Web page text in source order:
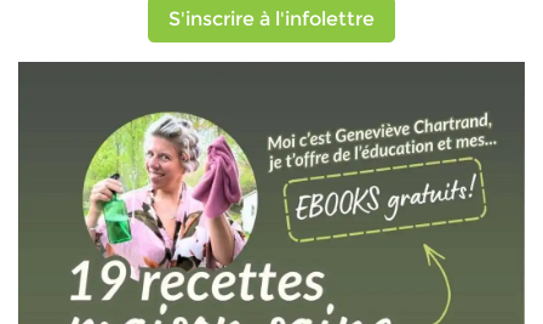
S'inscrire à l'infolettre